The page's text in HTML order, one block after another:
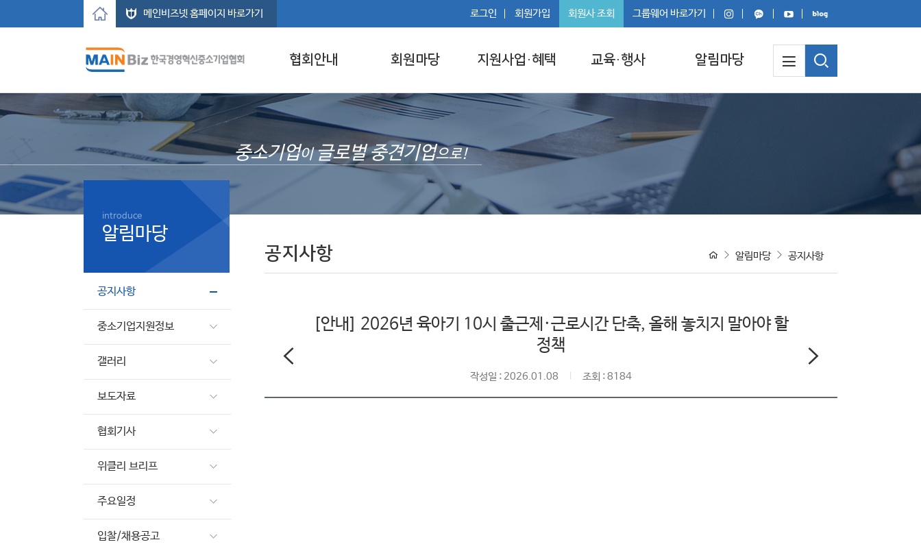
협회안내 회원마당 지원사업·혜택 교육·행사 알림마당
메인비즈넷 홈페이지 바로가기 로그인 회원가입 회원사 조회 그룹웨어 바로가기
중소기업이글로벌 중견기업으로!
introduce
알림마당
공지사항
중소기업지원정보
갤러리
보도자료
협회기사
위클리 브리프
주요일정
입찰/채용공고
공지사항 알림마당 공지사항
[안내] 2026년 육아기 10시 출근제·근로시간 단축, 올해 놓치지 말아야 할
정책
작성일 : 2026.01.08 조회 : 8184